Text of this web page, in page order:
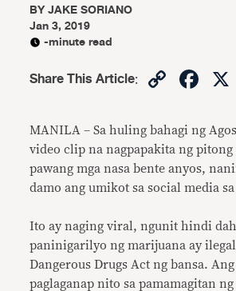
BYJAKE SORIANO
Jan 3, 2019
-minute read
Share This Article: Copy
MANILA – Sa huling bahagi ng
video clip na nagpapakita ng
pawang mga nasa bente anyos,
damo ang umikot sa social media
Ito ay naging viral, ngunit hindi
paninigarilyo ng marijuana ay
Dangerous Drugs Act ng bansa.
paglaganap nito sa pamamagitan